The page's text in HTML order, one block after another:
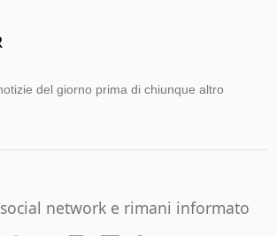
del giorno prima di chiunque altro
network e rimani informato